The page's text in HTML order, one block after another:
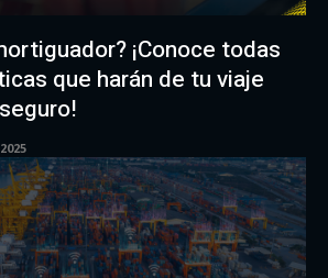
¡Conoce todas
que harán de tu viaje